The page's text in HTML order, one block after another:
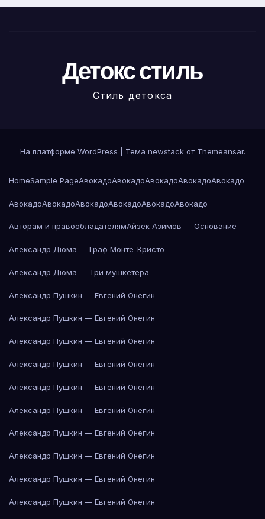
Детокс стиль
Стиль детокса
На платформе WordPress Тема newstack от Themeansar.
HomeSample PageАвокадоАвокадоАвокадоАвокадоАвокадо
АвокадоАвокадоАвокадоАвокадоАвокадоАвокадо
Авторам и правообладателямАйзек Азимов — Основание
Александр Дюма — Граф Монте-Кристо
Александр Дюма — Три мушкетёра
Александр Пушкин — Евгений Онегин
Александр Пушкин — Евгений Онегин
Александр Пушкин — Евгений Онегин
Александр Пушкин — Евгений Онегин
Александр Пушкин — Евгений Онегин
Александр Пушкин — Евгений Онегин
Александр Пушкин — Евгений Онегин
Александр Пушкин — Евгений Онегин
Александр Пушкин — Евгений Онегин
Александр Пушкин — Евгений Онегин